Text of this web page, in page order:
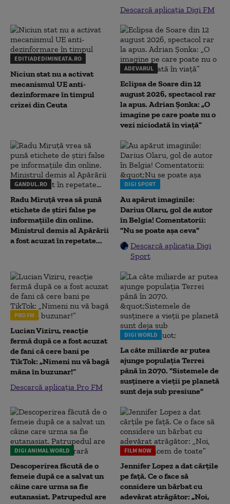
Descarcă aplicația Digi FM
EDITIADEDIMINEATA.RO
Niciun stat nu a activat
mecanismul UE anti-
dezinformare în timpul
crizei din Ceuta
ADEVARUL
Eclipsa de Soare din 12
august 2026, spectacol rar
la apus. Adrian Șonka: „O
imagine pe care poate nu o
vezi niciodată în viață”
GANDUL.RO
Radu Miruţă vrea să pună
etichete de știri false pe
informațiile din online.
Ministrul demis al Apărării
a fost acuzat în repetate...
DIGI SPORT
Au apărut imaginile:
Darius Olaru, gol de autor
în Belgia! Comentatorii:
"Nu se poate așa ceva"
Descarcă aplicația Digi
Sport
PRO FM
Lucian Viziru, reacție
fermă după ce a fost acuzat
de fani că cere bani pe
TikTok: „Nimeni nu vă bagă
mâna în buzunar!”
Descarcă aplicația Pro FM
DIGI WORLD
La câte miliarde ar putea
ajunge populația Terrei
până în 2070. "Sistemele de
susținere a vieții pe planetă
sunt deja sub presiune"
DIGI ANIMAL WORLD
Descoperirea făcută de o
femeie după ce a salvat un
câine care urma sa fie
eutanasiat. Patrupedul are
FILM NOW
Jennifer Lopez a dat cărțile
pe față. Ce o face să
considere un bărbat cu
adevărat atrăgător: „Noi,